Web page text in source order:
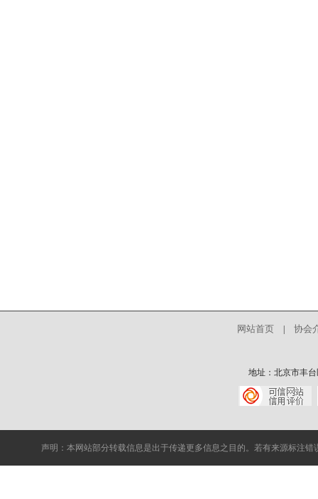
网站首页 协会
地址：北京市丰台
声明：本网站部分转载信息是出于传递更多信息之目的。若有来源标注